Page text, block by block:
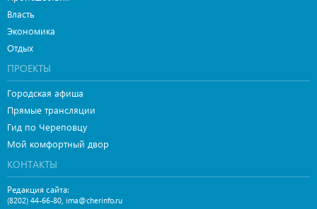
Власть
Экономика
Отдых
ПРОЕКТЫ
Городская афиша
Прямые трансляции
Гид по Череповцу
Мой комфортный двор
КОНТАКТЫ
Редакция сайта:
(8202) 44-66-80 ima@cherinfo.ru